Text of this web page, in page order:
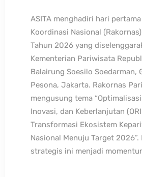
ASITA menghadiri hari
Koordinasi Nasional
Tahun 2026 yang
Kementerian Pariwisata
Balairung Soesilo Soedarman,
Pesona, Jakarta. Rakornas
mengusung tema
Inovasi, dan Keberlanjutan
Transformasi Ekosistem
Nasional Menuju Target 2026”.
strategis ini menjadi